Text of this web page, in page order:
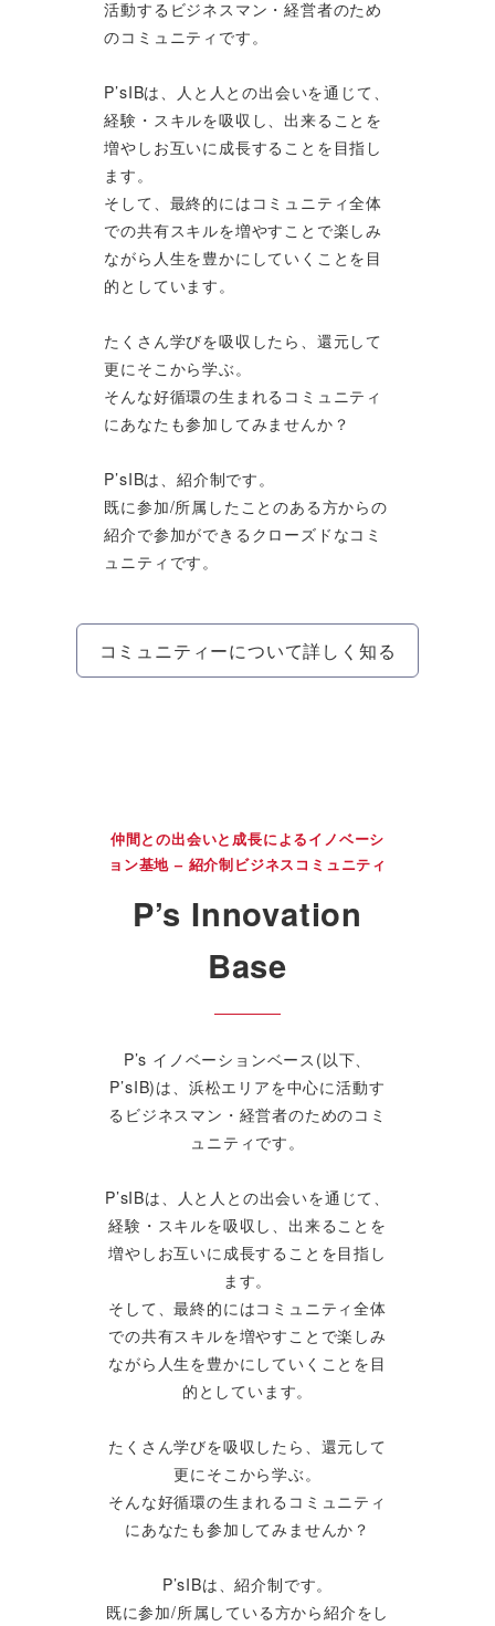
活動するビジネスマン・経営者のため
のコミュニティです。
P’sIBは、人と人との出会いを通じて、
経験・スキルを吸収し、出来ることを
増やしお互いに成長することを目指し
ます。
そして、最終的にはコミュニティ全体
での共有スキルを増やすことで楽しみ
ながら人生を豊かにしていくことを目
的としています。
たくさん学びを吸収したら、還元して
更にそこから学ぶ。
そんな好循環の生まれるコミュニティ
にあなたも参加してみませんか？
P’sIBは、紹介制です。
既に参加/所属したことのある方からの
紹介で参加ができるクローズドなコミ
ュニティです。
コミュニティーについて詳しく知る
仲間との出会いと成長によるイノベーシ
ョン基地 – 紹介制ビジネスコミュニティ
P’s Innovation
Base
P’s イノベーションベース(以下、
P’sIB)は、浜松エリアを中心に活動す
るビジネスマン・経営者のためのコミ
ュニティです。
P’sIBは、人と人との出会いを通じて、
経験・スキルを吸収し、出来ることを
増やしお互いに成長することを目指し
ます。
そして、最終的にはコミュニティ全体
での共有スキルを増やすことで楽しみ
ながら人生を豊かにしていくことを目
的としています。
たくさん学びを吸収したら、還元して
更にそこから学ぶ。
そんな好循環の生まれるコミュニティ
にあなたも参加してみませんか？
P’sIBは、紹介制です。
既に参加/所属している方から紹介をし